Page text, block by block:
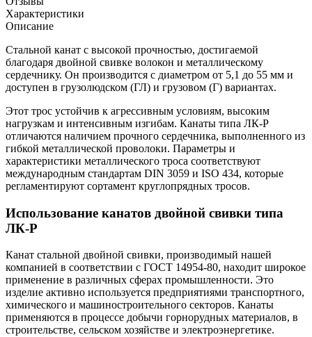
Характеристики
Описание
Стальной канат с высокой прочностью, достигаемой
благодаря двойной свивке волокон и металлическому
сердечнику. Он производится с диаметром от 5,1 до 55 мм и
доступен в грузолюдском (ГЛ) и грузовом (Г) вариантах.
Этот трос устойчив к агрессивным условиям, высоким
нагрузкам и интенсивным изгибам. Канаты типа ЛК-Р
отличаются наличием прочного сердечника, выполненного из
гибкой металлической проволоки. Параметры и
характеристики металлического троса соответствуют
международным стандартам DIN 3059 и ISO 434, которые
регламентируют сортамент круглопрядных тросов.
Использование канатов двойной свивки типа
ЛК-Р
Канат стальной двойной свивки, производимый нашей
компанией в соответствии с ГОСТ 14954-80, находит широкое
применение в различных сферах промышленности. Это
изделие активно используется предприятиями транспортного,
химического и машиностроительного секторов. Канаты
применяются в процессе добычи горнорудных материалов, в
строительстве, сельском хозяйстве и электроэнергетике.